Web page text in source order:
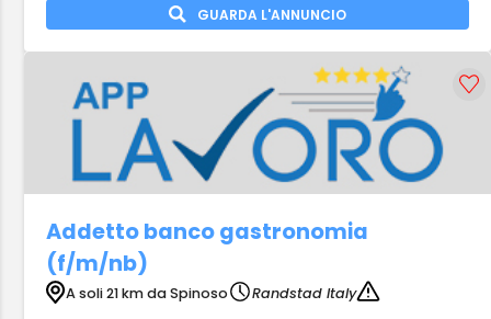
GUARDA L'ANNUNCIO
Addetto banco gastronomia
(f/m/nb)
A soli 21 km da Spinoso
Randstad Italy